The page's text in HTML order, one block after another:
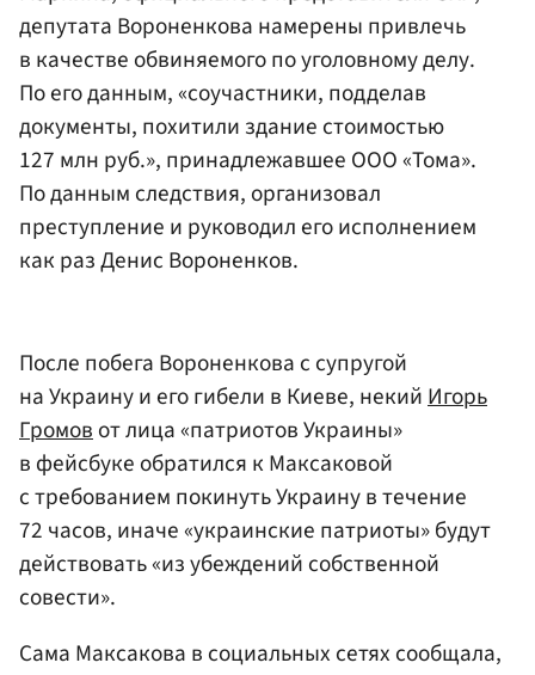
депутата Вороненкова намерены привлечь
в качестве обвиняемого по уголовному делу.
По его данным, «соучастники, подделав
документы, похитили здание стоимостью
127 млн руб.», принадлежавшее ООО «Тома».
По данным следствия, организовал
преступление и руководил его исполнением
как раз Денис Вороненков.
После побега Вороненкова с супругой
на Украину и его гибели в Киеве, некий Игорь
Громов от лица «патриотов Украины»
в фейсбуке обратился к Максаковой
с требованием покинуть Украину в течение
72 часов, иначе «украинские патриоты» будут
действовать «из убеждений собственной
совести».
Сама Максакова в социальных сетях сообщала,